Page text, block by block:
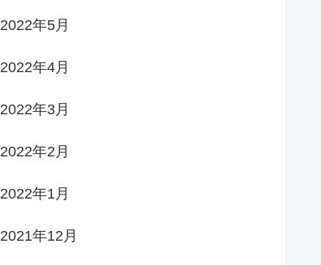
2022年5月
2022年4月
2022年3月
2022年2月
2022年1月
2021年12月